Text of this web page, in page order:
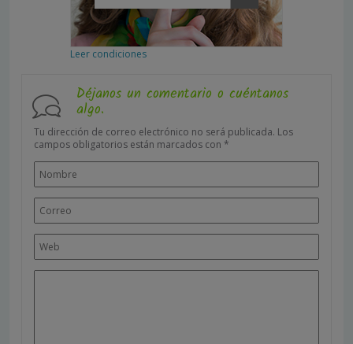
Leer condiciones
Déjanos un comentario o cuéntanos
algo.
Tu dirección de correo electrónico no será publicada. Los
campos obligatorios están marcados con *